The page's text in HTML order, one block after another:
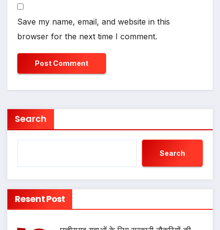
Save my name, email, and website in this
browser for the next time I comment.
Search
Search
Resent Post